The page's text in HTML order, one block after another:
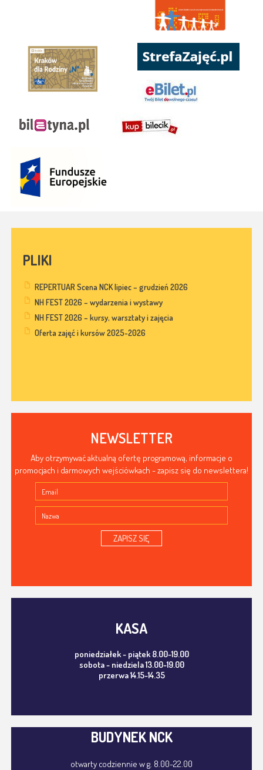
PLIKI
REPERTUAR Scena NCK lipiec – grudzień 2026
NH FEST 2026 – wydarzenia i wystawy
NH FEST 2026 – kursy, warsztaty i zajęcia
Oferta zajęć i kursów 2025-2026
NEWSLETTER
Aby otrzymywać aktualną ofertę programową, informacje o
promocjach i darmowych wejściówkach - zapisz się do newslettera!
ZAPISZ SIĘ
KASA
poniedziałek - piątek 8.00-19.00
sobota - niedziela 13.00-19.00
przerwa 14.15-14.35
BUDYNEK NCK
otwarty codziennie w g. 8.00-22.00